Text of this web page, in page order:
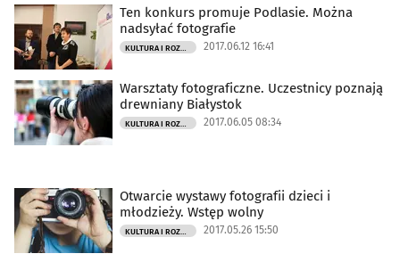
Ten konkurs promuje Podlasie. Można
nadsyłać fotografie
2017.06.12 16:41
Warsztaty fotograficzne. Uczestnicy poznają
drewniany Białystok
2017.06.05 08:34
Otwarcie wystawy fotografii dzieci i
młodzieży. Wstęp wolny
2017.05.26 15:50